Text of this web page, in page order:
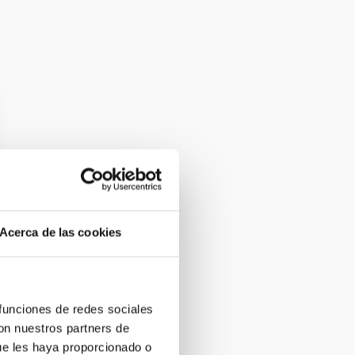
Acerca de las cookies
de redes sociales
nuestros partners de
les haya proporcionado o